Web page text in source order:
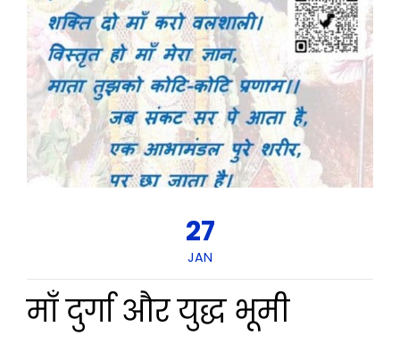
27
JAN
माँ दुर्गा और युद्ध भूमी